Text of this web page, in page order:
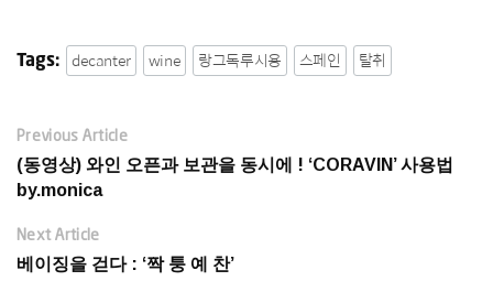
Tags: decanter wine 랑그독루시용 스페인 탈취
Previous Article
(동영상) 와인 오픈과 보관을 동시에 ! ‘CORAVIN’ 사용법
by.monica
Next Article
베이징을 걷다 : ‘짝 퉁 예 찬’